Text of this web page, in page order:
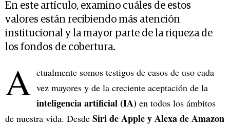
En este artículo, examino cuáles de estos
valores están recibiendo más atención
institucional y la mayor parte de la riqueza de
los fondos de cobertura.
A ctualmente somos testigos de casos de uso cada
vez mayores y de la creciente aceptación de la
inteligencia artificial (IA) en todos los ámbitos
de nuestra vida. Desde Siri de Apple y Alexa de Amazon